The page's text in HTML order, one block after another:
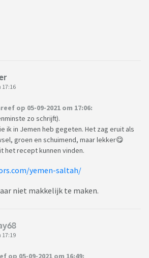
17:16
op 05-09-2021 om 17:06:
zo schrijft).
ik in Jemen heb gegeten. Het zag eruit als
groen en schuimend, maar lekker😋
het recept kunnen vinden.
yemen-saltah/
niet makkelijk te maken.
17:19
op 05-09-2021 om 16:49: